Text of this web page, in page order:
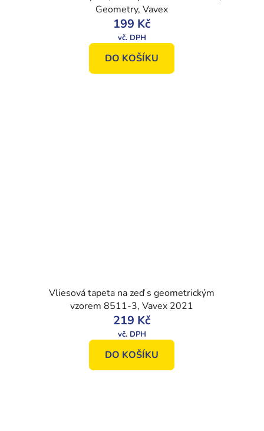
Geometry, Vavex
199 Kč
DO KOŠÍKU
Vliesová tapeta na zeď s geometrickým
vzorem 8511-3, Vavex 2021
219 Kč
DO KOŠÍKU